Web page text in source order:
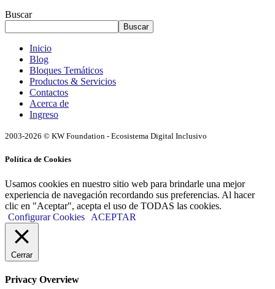
Buscar
Buscar
Inicio
Blog
Bloques Temáticos
Productos & Servicios
Contactos
Acerca de
Ingreso
2003-2026 © KW Foundation - Ecosistema Digital Inclusivo
Política de Cookies
Usamos cookies en nuestro sitio web para brindarle una mejor
experiencia de navegación recordando sus preferencias. Al hacer
clic en "Aceptar", acepta el uso de TODAS las cookies.
Configurar Cookies
ACEPTAR
Cerrar
Privacy Overview